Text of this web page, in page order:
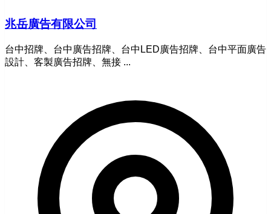
兆岳廣告有限公司
台中招牌、台中廣告招牌、台中LED廣告招牌、台中平面廣告
設計、客製廣告招牌、無接 ...